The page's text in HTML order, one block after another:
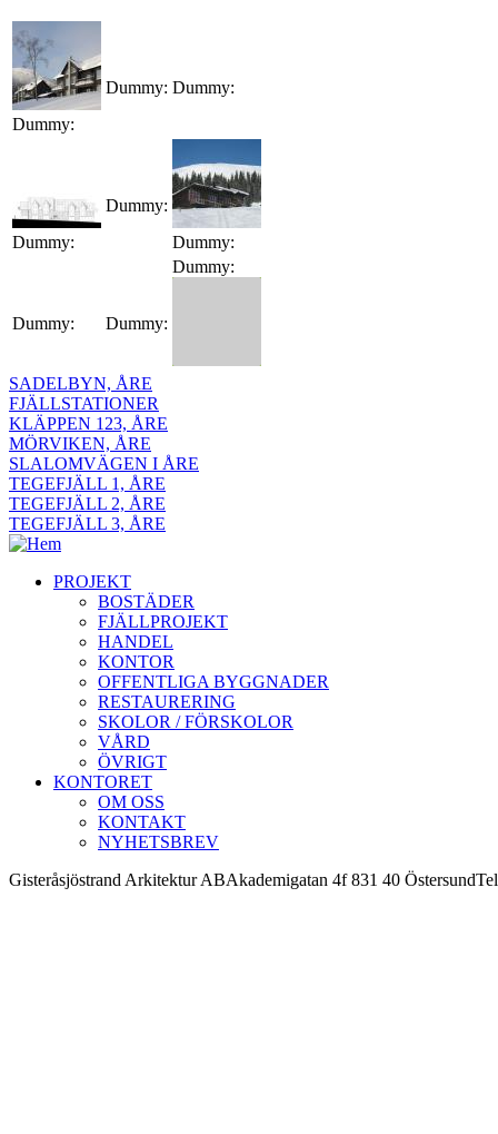
Jump to navigation
Dummy:
Dummy: Dummy:
Dummy:
Dummy:
Dummy:
Dummy: Dummy:
Dummy:
SADELBYN, ÅRE
FJÄLLSTATIONER
KLÄPPEN 123, ÅRE
MÖRVIKEN, ÅRE
SLALOMVÄGEN I ÅRE
TEGEFJÄLL 1, ÅRE
TEGEFJÄLL 2, ÅRE
TEGEFJÄLL 3, ÅRE
PROJEKT
BOSTÄDER
FJÄLLPROJEKT
HANDEL
KONTOR
OFFENTLIGA BYGGNADER
RESTAURERING
SKOLOR / FÖRSKOLOR
VÅRD
ÖVRIGT
KONTORET
OM OSS
KONTAKT
NYHETSBREV
Gisteråsjöstrand Arkitektur ABAkademigatan 4f 831 40 Östersund